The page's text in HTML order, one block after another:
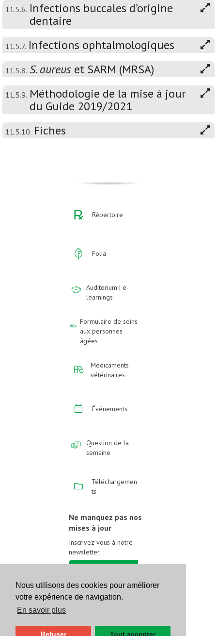
Nous utilisons des cookies pour améliorer
votre expérience de navigation.
En savoir plus
Refuser Tout accepter
11.5.6. Infections buccales d’origine
dentaire
11.5.7. Infections ophtalmologiques
11.5.8. S. aureus et SARM (MRSA)
11.5.9. Méthodologie de la mise à jour
du Guide 2019/2021
11.5.10. Fiches
Répertoire
Folia
Auditorium | e-
learnings
Formulaire de soins
aux personnes
âgées
Médicaments
vétérinaires
Événements
Question de la
semaine
Téléchargemen
ts
Ne manquez pas nos
mises à jour
Inscrivez-vous à notre
newsletter
Suivez-nous sur les